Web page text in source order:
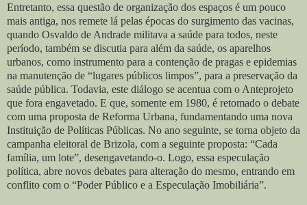
Entretanto, essa questão de organização dos espaços é um pouco
mais antiga, nos remete lá pelas épocas do surgimento das vacinas,
quando Osvaldo de Andrade militava a saúde para todos, neste
período, também se discutia para além da saúde, os aparelhos
urbanos, como instrumento para a contenção de pragas e epidemias
na manutenção de “lugares públicos limpos”, para a preservação da
saúde pública. Todavia, este diálogo se acentua com o Anteprojeto
que fora engavetado. E que, somente em 1980, é retomado o debate
com uma proposta de Reforma Urbana, fundamentando uma nova
Instituição de Políticas Públicas. No ano seguinte, se torna objeto da
campanha eleitoral de Brizola, com a seguinte proposta: “Cada
família, um lote”, desengavetando-o. Logo, essa especulação
política, abre novos debates para alteração do mesmo, entrando em
conflito com o “Poder Público e a Especulação Imobiliária”.